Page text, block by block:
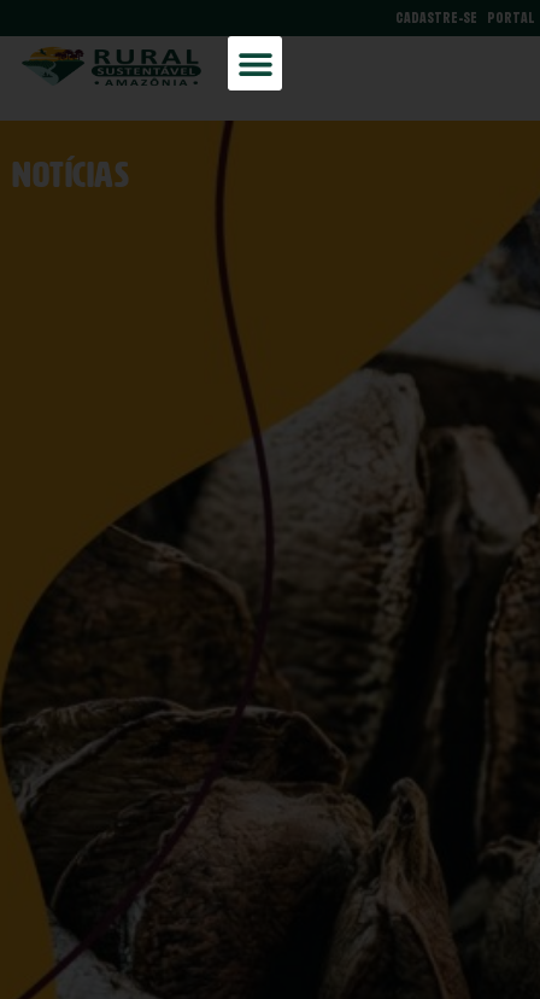
PORTAL
CADASTRE-SE
NOtícias